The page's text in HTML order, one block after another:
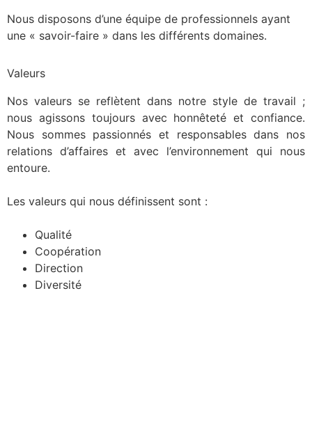
Nous disposons d’une équipe de professionnels ayant
une « savoir-faire » dans les différents domaines.
Valeurs
Nos valeurs se reflètent dans notre style de travail ;
nous agissons toujours avec honnêteté et confiance.
Nous sommes passionnés et responsables dans nos
relations d’affaires et avec l’environnement qui nous
entoure.
Les valeurs qui nous définissent sont :
Qualité
Coopération
Direction
Diversité